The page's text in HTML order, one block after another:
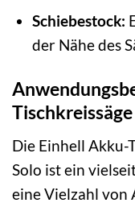
Schiebestock:
der Nähe des
Tischkreissäge
Die Einhell Akku-
Solo ist ein
eine Vielzahl von